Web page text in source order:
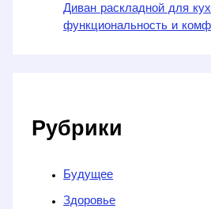
Диван раскладной для
функциональность и
Рубрики
Будущее
Здоровье